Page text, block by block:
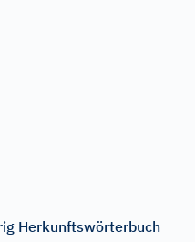
Herkunftswörterbuch